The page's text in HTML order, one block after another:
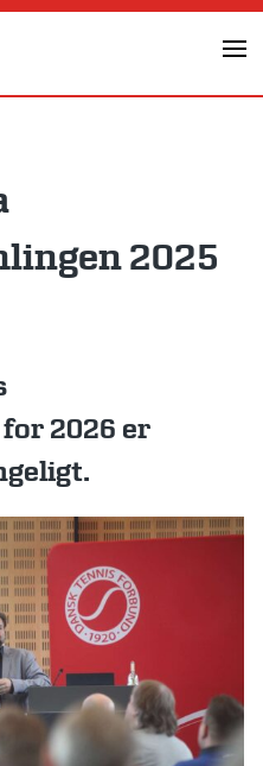
2025
2026 er